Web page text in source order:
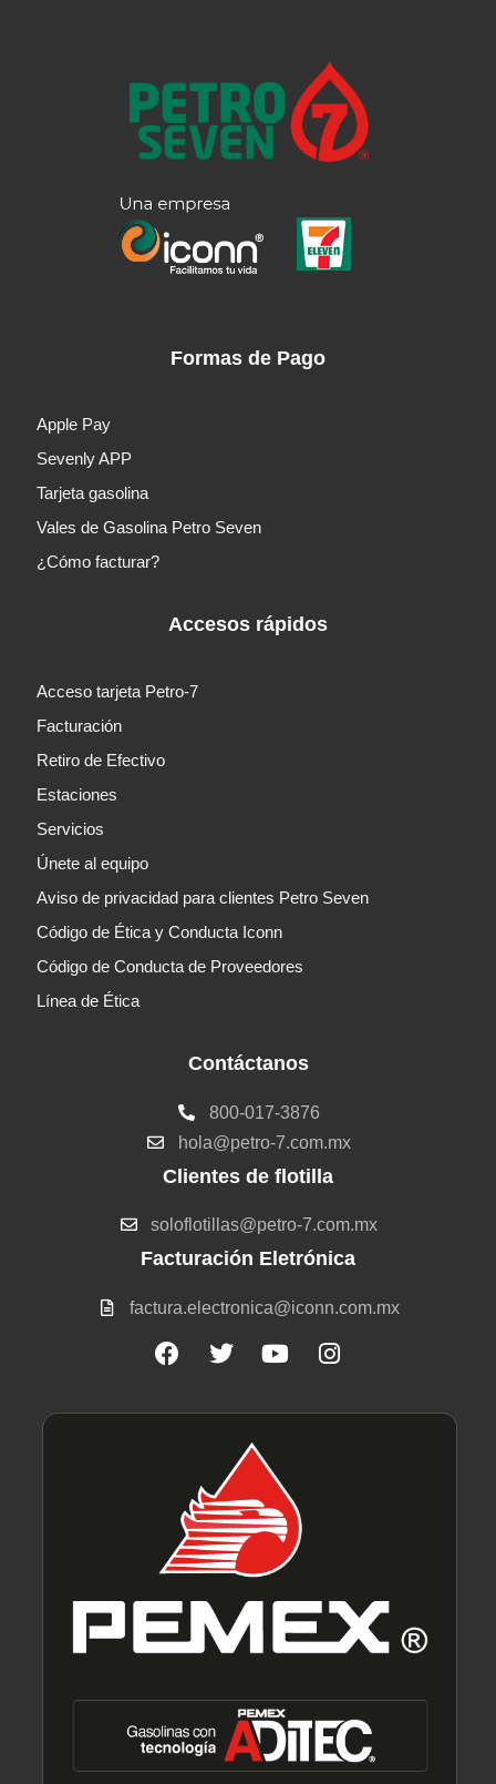
Formas de Pago
Apple Pay
Sevenly APP
Tarjeta gasolina
Vales de Gasolina Petro Seven
¿Cómo facturar?
Accesos rápidos
Acceso tarjeta Petro-7
Facturación
Retiro de Efectivo
Estaciones
Servicios
Únete al equipo
Aviso de privacidad para clientes Petro Seven
Código de Ética y Conducta Iconn
Código de Conducta de Proveedores
Línea de Ética
Contáctanos
800-017-3876
hola@petro-7.com.mx
Clientes de flotilla
soloflotillas@petro-7.com.mx
Facturación Eletrónica
factura.electronica@iconn.com.mx
Facebook
TwitterYoutubeInstagram